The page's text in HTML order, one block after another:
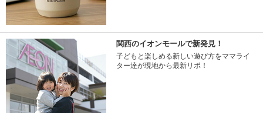
関西のイオンモールで新発見！
子どもと楽しめる新しい遊び方をママライ
ター達が現地から最新リポ！